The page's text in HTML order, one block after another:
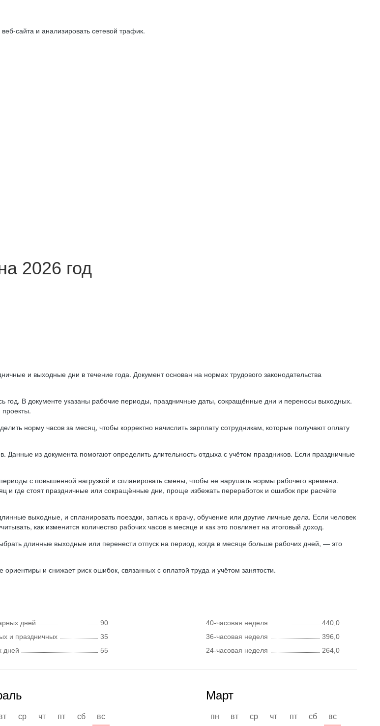
сайта и анализировать сетевой трафик.
2026 год
и выходные дни в течение года. Документ основан на нормах трудового законодательства
год. В документе указаны рабочие периоды, праздничные даты, сокращённые дни и переносы выходных.
норму часов за месяц, чтобы корректно начислить зарплату сотрудникам, которые получают оплату
Данные из документа помогают определить длительность отдыха с учётом праздников. Если праздничные
с повышенной нагрузкой и спланировать смены, чтобы не нарушать нормы рабочего времени.
и где стоят праздничные или сокращённые дни, проще избежать переработок и ошибок при расчёте
выходные, и спланировать поездки, запись к врачу, обучение или другие личные дела. Если человек
как изменится количество рабочих часов в месяце и как это повлияет на итоговый доход.
длинные выходные или перенести отпуск на период, когда в месяце больше рабочих дней, — это
и снижает риск ошибок, связанных с оплатой труда и учётом занятости.
дней
90
и праздничных
35
дней
55
40-часовая неделя
440,0
36-часовая неделя
396,0
24-часовая неделя
264,0
ср чт пт сб
вс
Март
пн вт ср чт пт сб
вс